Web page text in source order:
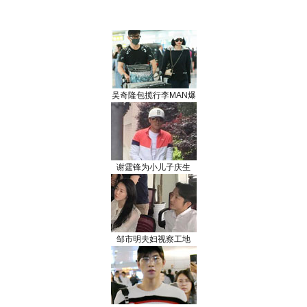
吴奇隆包揽行李MAN爆
谢霆锋为小儿子庆生
邹市明夫妇视察工地